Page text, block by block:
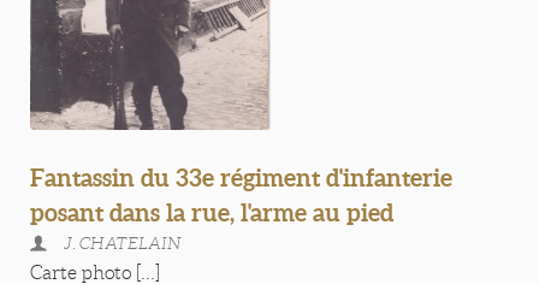
Fantassin du 33e régiment d'infanterie
posant dans la rue, l'arme au pied
J. CHATELAIN
Carte photo [...]